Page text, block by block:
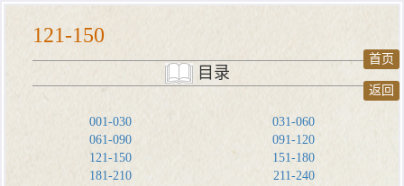
返回
首页
121-150
目录
001-030
031-060
061-090
091-120
121-150
151-180
181-210
211-240